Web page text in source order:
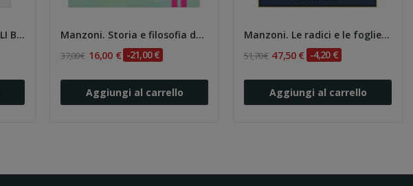
Isonni. MARISA CANTARELLI Biografia della... Manzoni. Storia e filosofia dell'assistenza...
37,00 € 16,00 € -21,00 €
Aggiungi al carrello
Manzoni. Le radici e le foglie. Una visione...
51,70 € 47,50 € -4,20 €
Aggiungi al carrello